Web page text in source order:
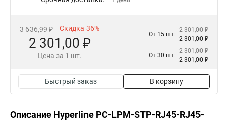
3 636,99 ₽ Скидка 36%
2 301,00 ₽
Цена за 1 шт.
От 15 шт:
2 301,00 ₽
2 301,00 ₽
От 30 шт:
2 301,00 ₽
2 301,00 ₽
Быстрый заказ В корзину
Описание Hyperline PC-LPM-STP-RJ45-RJ45-